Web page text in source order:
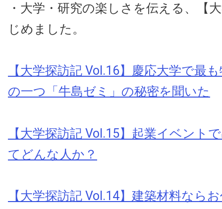
・大学・研究の楽しさを伝える、【
じめました。
【大学探訪記 Vol.16】慶応大学で最
の一つ「牛島ゼミ」の秘密を聞いた
【大学探訪記 Vol.15】起業イベント
てどんな人か？
【大学探訪記 Vol.14】建築材料なら